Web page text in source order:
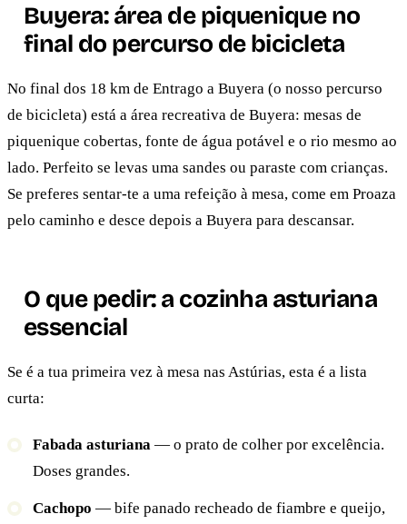
Buyera: área de piquenique no
final do percurso de bicicleta
No final dos 18 km de Entrago a Buyera (o nosso percurso
de bicicleta) está a área recreativa de Buyera: mesas de
piquenique cobertas, fonte de água potável e o rio mesmo ao
lado. Perfeito se levas uma sandes ou paraste com crianças.
Se preferes sentar-te a uma refeição à mesa, come em Proaza
pelo caminho e desce depois a Buyera para descansar.
O que pedir: a cozinha asturiana
essencial
Se é a tua primeira vez à mesa nas Astúrias, esta é a lista
curta:
Fabada asturiana — o prato de colher por excelência.
Doses grandes.
Cachopo — bife panado recheado de fiambre e queijo,